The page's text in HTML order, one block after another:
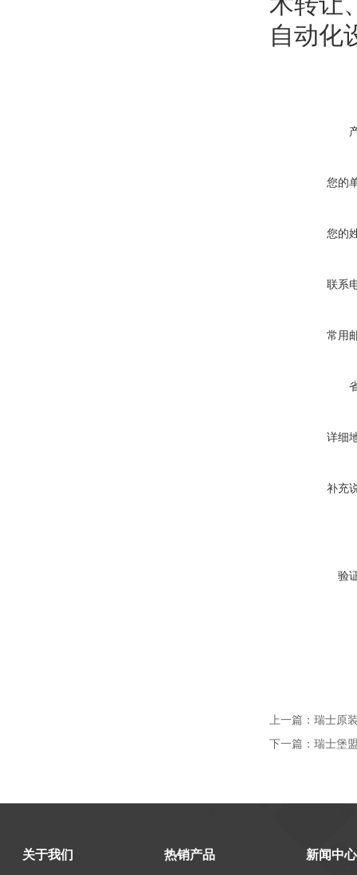
自动化
您的
您的
联系
常用
详细
补充
验
上一篇： 瑞士原
下一篇： 瑞士堡
关于我们 热销产品 新闻中心